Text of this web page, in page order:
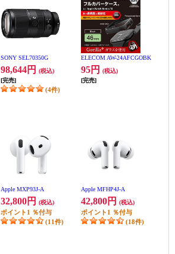
SONY SEL70350G
98,644円
(税込)
[完売]
(4件)
ELECOM AW-24AFCGOBK
95円
(税込)
[完売]
Apple MXP93J-A
32,800円 (税込)
ポイント 1 ％付与
(11件)
Apple MFHP4J-A
42,800円 (税込)
ポイント 1 ％付与
(18件)